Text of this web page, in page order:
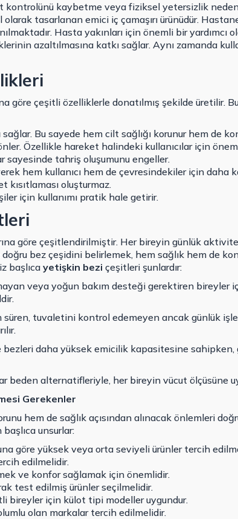
kontrolünü kaybetme veya fiziksel yetersizlik
tasarlanan emici iç çamaşırı ürünüdür.
Hasta yakınları için önemli bir yardımcı
azaltılmasına katkı sağlar. Aynı zamanda
göre çeşitli özelliklerle donatılmış şekilde üretilir.
Bu sayede hem cilt sağlığı korunur hem de
Özellikle hareket halindeki kullanıcılar için
tahriş oluşumunu engeller.
hem kullanıcı hem de çevresindekiler için daha
kısıtlaması oluşturmaz.
için kullanımı pratik hale getirir.
göre çeşitlendirilmiştir. Her bireyin günlük
doğru bez çeşidini belirlemek, hem sağlık hem de
başlıca yetişkin bezi çeşitleri şunlardır:
veya yoğun bakım desteği gerektiren bireyler
tuvaletini kontrol edemeyen ancak günlük
bezleri daha yüksek emicilik kapasitesine
beden alternatifleriyle, her bireyin vücut ölçüsüne
Gerekenler
hem de sağlık açısından alınacak önlemleri
unsurlar:
göre yüksek veya orta seviyeli ürünler tercih
edilmelidir.
ve konfor sağlamak için önemlidir.
test edilmiş ürünler seçilmelidir.
bireyler için külot tipi modeller uygundur.
olan markalar tercih edilmelidir.